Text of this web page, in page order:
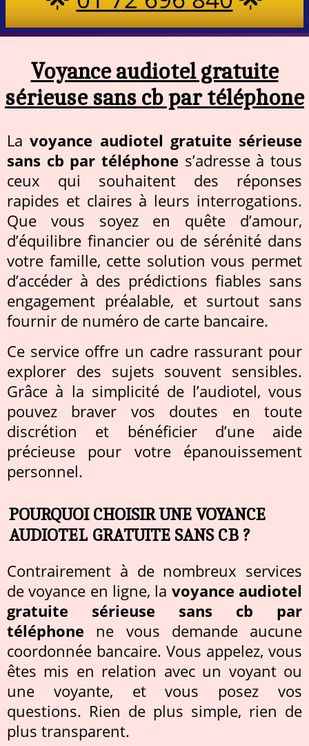
Voyance audiotel gratuite
sérieuse sans cb par téléphone
Lavoyance audiotel gratuite sérieuse
sans cb par téléphone s’adresse à tous
ceux qui souhaitent des réponses
rapides et claires à leurs interrogations.
Que vous soyez en quête d’amour,
d’équilibre financier ou de sérénité dans
votre famille, cette solution vous permet
d’accéder à des prédictions fiables sans
engagement préalable, et surtout sans
fournir de numéro de carte bancaire.
Ce service offre un cadre rassurant pour
explorer des sujets souvent sensibles.
Grâce à la simplicité de l’audiotel, vous
pouvez braver vos doutes en toute
discrétion et bénéficier d’une aide
précieuse pour votre épanouissement
personnel.
POURQUOI CHOISIR UNE VOYANCE
AUDIOTEL GRATUITE SANS CB ?
Contrairement à de nombreux services
de voyance en ligne, la voyance audiotel
gratuite sérieuse sans cb par
téléphone ne vous demande aucune
coordonnée bancaire. Vous appelez, vous
êtes mis en relation avec un voyant ou
une voyante, et vous posez vos
questions. Rien de plus simple, rien de
plus transparent.